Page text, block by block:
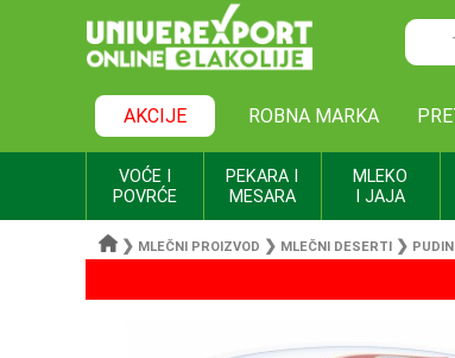
AKCIJE ROBNA MARKA
VOĆE I
POVRĆE
PEKARA I
MESARA
MLEKO
I JAJA
❯ MLEČNI PROIZVOD ❯ MLEČNI DESERTI ❯